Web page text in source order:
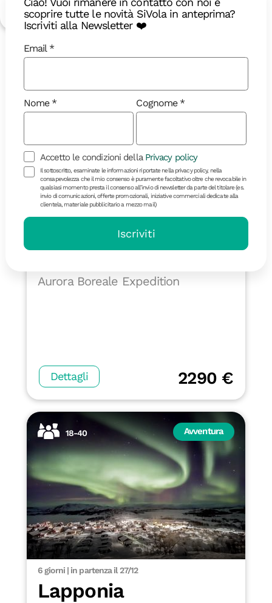
Dettagli 2490 €
Dicembre 2026
Avventura
6 giorni | in partenza il 21/12
Aurora Boreale Expedition
Dettagli 2290 €
18-40 Avventura
6 giorni | in partenza il 27/12
Lapponia
scoprire tutte le novità SiVola in anteprima?
Iscriviti alla Newsletter ❤️
Email
Nome Cognome
Accetto le condizioni della Privacy policy
Il sottoscritto, esaminate le informazioni riportate nella privacy policy, nella
consapevolezza che il mio consenso è puramente facoltativo oltre che revocabile in
qualsiasi momento presta il consenso all’invio di newsletter da parte del titolare (es.
invio di comunicazioni, offerte promozionali, iniziative commerciali dedicate alla
clientela, materiale pubblicitario a mezzo mail)
Iscriviti